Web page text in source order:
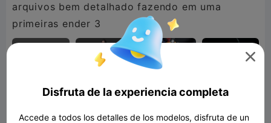
arquivos bem detalhado fazendo em uma
primeiras ender 3

Disfruta de la experiencia completa
Accede a todos los detalles de los modelos, disfruta de un